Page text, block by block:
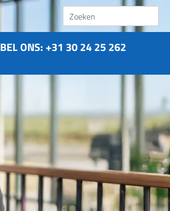
Zoeken
BEL ONS: +31 30 24 25 262